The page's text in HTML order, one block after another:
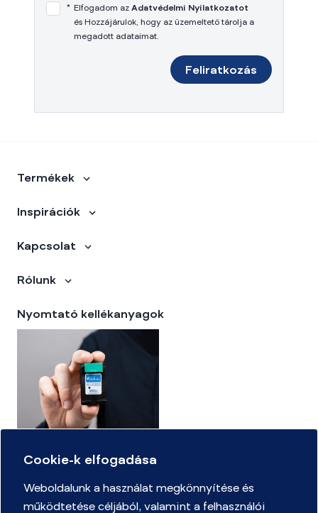
* Elfogadom az Adatvédelmi Nyilatkozatot
és Hozzájárulok, hogy az üzemeltető tárolja a
megadott adataimat.
Feliratkozás
Termékek
Inspirációk
Kapcsolat
Rólunk
Nyomtató kellékanyagok
Kellékanyag kereső
Cookie-k elfogadása
Weboldalunk a használat megkönnyítése és
működtetése céljából, valamint a felhasználói